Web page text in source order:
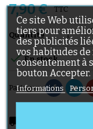
7,90 € TTC
Quantité
En stock
Partager
local_shipping Livraison prévue
Ce site Web
tiers pour
des publicités
vos habitudes
consentement à
bouton Accepter.
Informations